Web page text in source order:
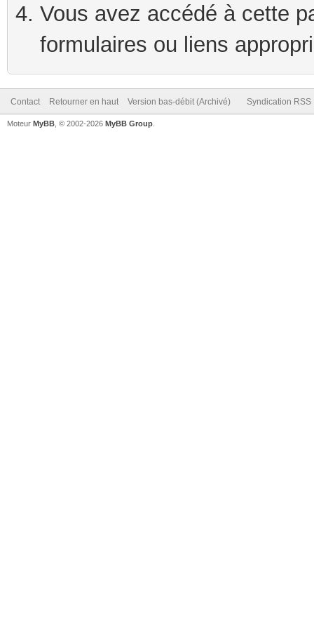
Vous avez accédé à cette
formulaires ou liens
Contact Retourner en haut Version bas-débit (Archivé) Syndication RSS
Moteur MyBB , © 2002-2026 MyBB Group